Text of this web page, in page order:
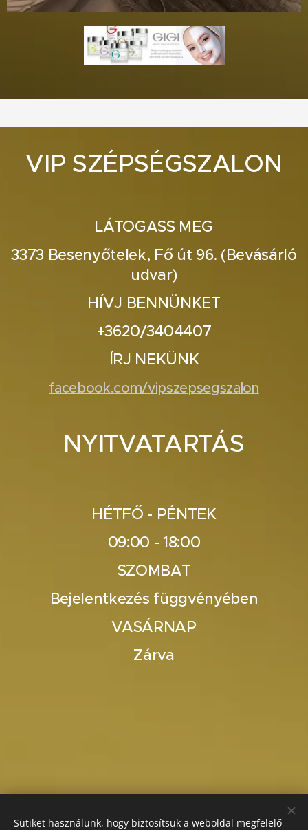
VIP SZÉPSÉGSZALON
LÁTOGASS MEG
3373 Besenyőtelek, Fő út 96. (Bevásárló
udvar)
HÍVJ BENNÜNKET
+3620/3404407
ÍRJ NEKÜNK
facebook.com/vipszepsegszalon
NYITVATARTÁS
HÉTFŐ - PÉNTEK
09:00 - 18:00
SZOMBAT
Bejelentkezés függvényében
VASÁRNAP
Zárva
Sütiket használunk, hogy biztosítsuk a weboldal megfelelő